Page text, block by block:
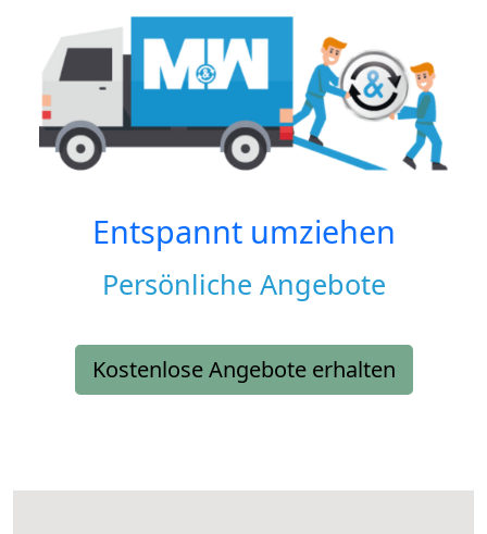
Entspannt umziehen
Persönliche Angebote
Kostenlose Angebote erhalten